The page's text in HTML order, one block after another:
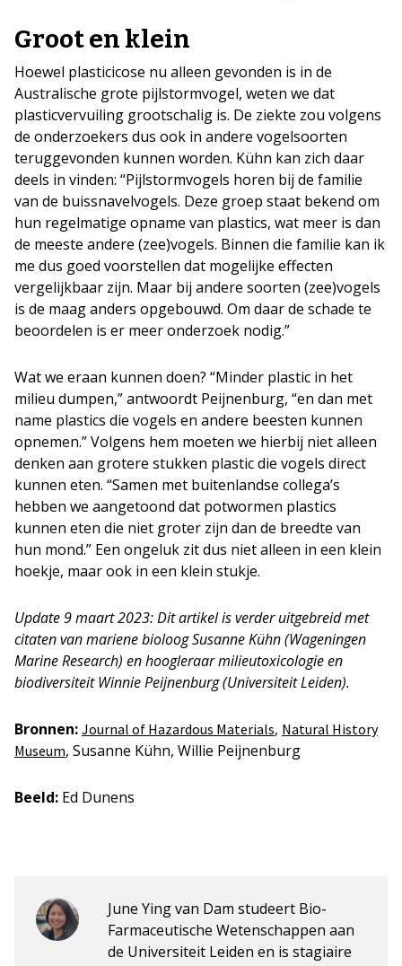
Groot en klein
Hoewel plasticicose nu alleen gevonden is in de
Australische grote pijlstormvogel, weten we dat
plasticvervuiling grootschalig is. De ziekte zou volgens
de onderzoekers dus ook in andere vogelsoorten
teruggevonden kunnen worden. Kühn kan zich daar
deels in vinden: “Pijlstormvogels horen bij de familie
van de buissnavelvogels. Deze groep staat bekend om
hun regelmatige opname van plastics, wat meer is dan
de meeste andere (zee)vogels. Binnen die familie kan ik
me dus goed voorstellen dat mogelijke effecten
vergelijkbaar zijn. Maar bij andere soorten (zee)vogels
is de maag anders opgebouwd. Om daar de schade te
beoordelen is er meer onderzoek nodig.”
Wat we eraan kunnen doen? “Minder plastic in het
milieu dumpen,” antwoordt Peijnenburg, “en dan met
name plastics die vogels en andere beesten kunnen
opnemen.” Volgens hem moeten we hierbij niet alleen
denken aan grotere stukken plastic die vogels direct
kunnen eten. “Samen met buitenlandse collega’s
hebben we aangetoond dat potwormen plastics
kunnen eten die niet groter zijn dan de breedte van
hun mond.” Een ongeluk zit dus niet alleen in een klein
hoekje, maar ook in een klein stukje.
Update 9 maart 2023: Dit artikel is verder uitgebreid met
citaten van mariene bioloog Susanne Kühn (Wageningen
Marine Research) en hoogleraar milieutoxicologie en
biodiversiteit Winnie Peijnenburg (Universiteit Leiden).
Bronnen: Journal of Hazardous Materials, Natural History
Museum, Susanne Kühn, Willie Peijnenburg
Beeld: Ed Dunens
June Ying van Dam studeert Bio-
Farmaceutische Wetenschappen aan
de Universiteit Leiden en is stagiaire